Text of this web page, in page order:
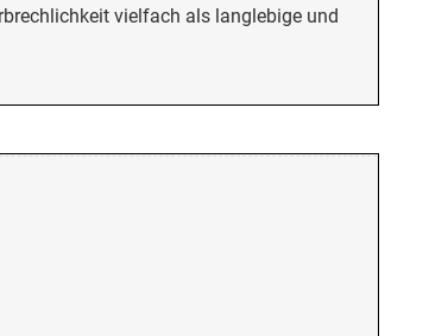
vielfach als langlebige und